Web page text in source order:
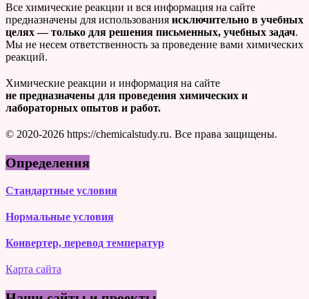
Все химические реакции и вся информация на сайте
предназначены для использования исключительно в учебных
целях — только для решения письменных, учебных задач.
Мы не несем ответственность за проведение вами химических
реакций.
Химические реакции и информация на сайте
не предназначены для проведения химических и
лабораторных опытов и работ.
© 2020-2026 https://chemicalstudy.ru. Все права защищены.
Определения
Стандартные условия
Нормальные условия
Конвертер, перевод температур
Карта сайта